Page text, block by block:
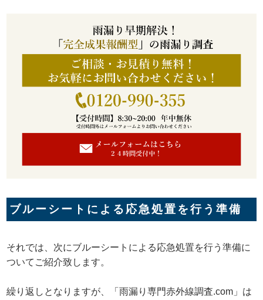
ブルーシートによる応急処置を行う準備
それでは、次にブルーシートによる応急処置を行う準備に
ついてご紹介致します。
繰り返しとなりますが、「雨漏り専門赤外線調査.com」は